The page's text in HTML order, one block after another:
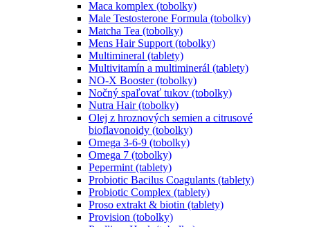
Maca komplex (tobolky)
Male Testosterone Formula (tobolky)
Matcha Tea (tobolky)
Mens Hair Support (tobolky)
Multimineral (tablety)
Multivitamín a multiminerál (tablety)
NO-X Booster (tobolky)
Nočný spaľovať tukov (tobolky)
Nutra Hair (tobolky)
Olej z hroznových semien a citrusové
bioflavonoidy (tobolky)
Omega 3-6-9 (tobolky)
Omega 7 (tobolky)
Pepermint (tablety)
Probiotic Bacilus Coagulants (tablety)
Probiotic Complex (tablety)
Proso extrakt & biotin (tablety)
Provision (tobolky)